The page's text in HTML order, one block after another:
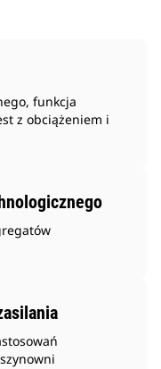
funkcja
z obciążeniem i